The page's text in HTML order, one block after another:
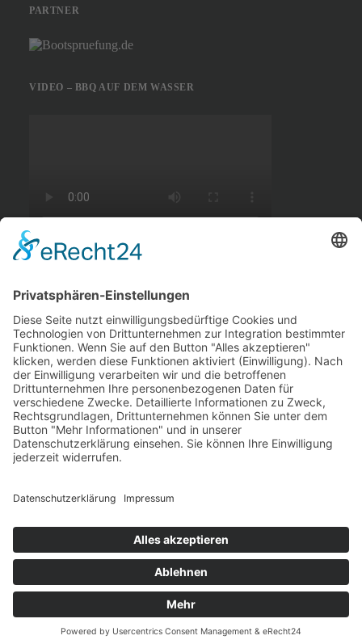
PARTNER
VIDEO – BBQ AUF DEM WASSER
BADEAUSFLUG ZUM MÜGGELSEE
© 2026 Spreeboote. All rights reserved